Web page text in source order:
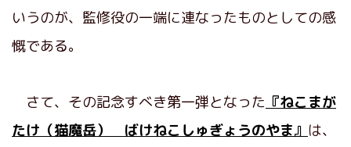
いうのが、監修役の一端に連なったものとしての感
慨である。
さて、その記念すべき第一弾となった 『ねこまが
たけ（猫魔岳） ばけねこしゅぎょうのやま』 は、